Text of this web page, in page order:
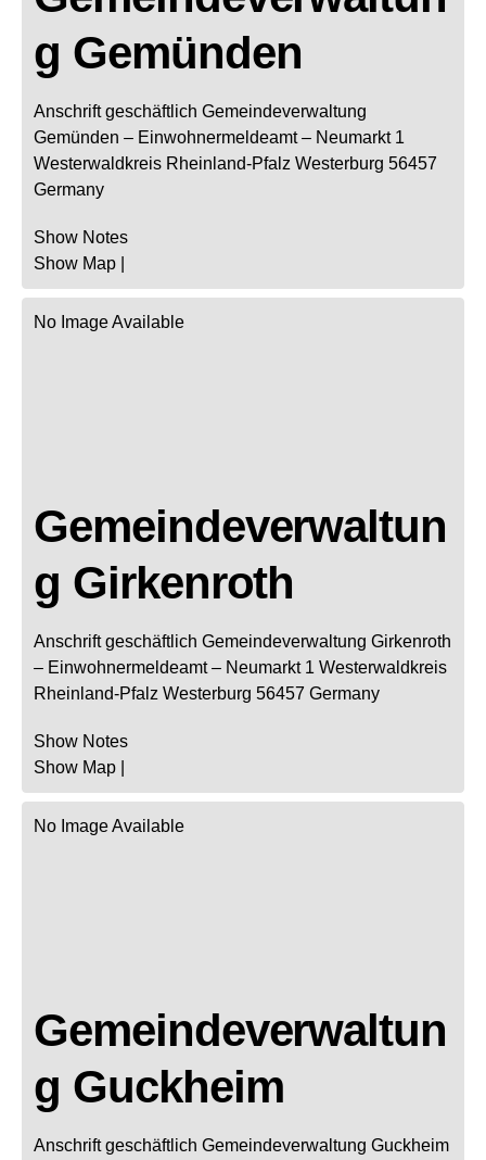
g Gemünden
Anschrift geschäftlich Gemeindeverwaltung
Gemünden – Einwohnermeldeamt – Neumarkt 1
Westerwaldkreis Rheinland-Pfalz Westerburg 56457
Germany
Show Notes
Show Map
No Image Available
Gemeindeverwaltun
g Girkenroth
Anschrift geschäftlich Gemeindeverwaltung Girkenroth
– Einwohnermeldeamt – Neumarkt 1 Westerwaldkreis
Rheinland-Pfalz Westerburg 56457 Germany
Show Notes
Show Map
No Image Available
Gemeindeverwaltun
g Guckheim
Anschrift geschäftlich Gemeindeverwaltung Guckheim